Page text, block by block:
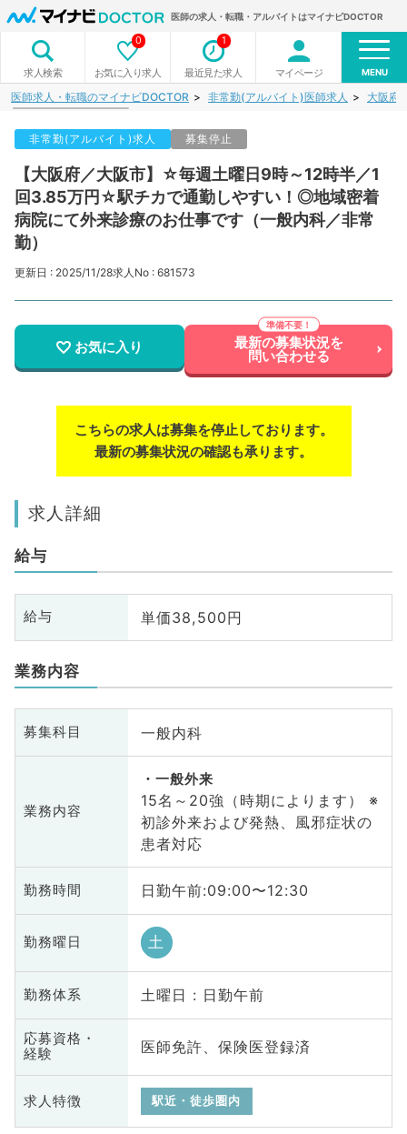
医師の求人・転職・アルバイトはマイナビDOCTOR
求人検索 お気に入り求人
0
最近見た求人
1
マイページ MENU
医師求人・転職のマイナビDOCTOR 非常勤(アルバイト)医師求人 大阪府
非常勤(アルバイト)求人 募集停止
【大阪府／大阪市】☆毎週土曜日9時～12時半／1
回3.85万円☆駅チカで通勤しやすい！◎地域密着
病院にて外来診療のお仕事です（一般内科／非常
勤）
更新日 : 2025/11/28求人No : 681573
お気に入り 最新の募集状況を
問い合わせる
こちらの求人は募集を停止しております。
最新の募集状況の確認も承ります。
求人詳細
給与
給与 単価38,500円
業務内容
募集科目 一般内科
業務内容
一般外来
15名～20強（時期によります） ※
初診外来および発熱、風邪症状の
患者対応
勤務時間 日勤午前:09:00〜12:30
勤務曜日 土
勤務体系 土曜日 : 日勤午前
応募資格・
経験
医師免許、保険医登録済
求人特徴 駅近・徒歩圏内